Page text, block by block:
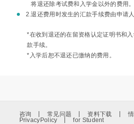
将退还除考试费和入学金以外的费用。
2.退还费用时发生的汇款手续费由申请人
*在收到退还的在留资格认定证明书和
款手续。
*入学后恕不退还已缴纳的费用。
咨询 常见问题 资料下载
PrivacyPolicy
for Student